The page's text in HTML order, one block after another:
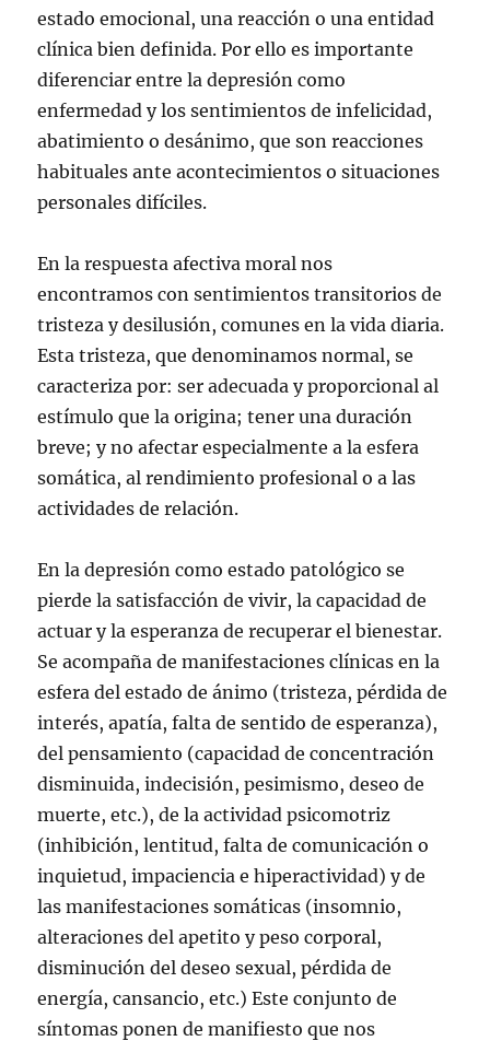
estado emocional, una reacción o una entidad
clínica bien definida. Por ello es importante
diferenciar entre la depresión como
enfermedad y los sentimientos de infelicidad,
abatimiento o desánimo, que son reacciones
habituales ante acontecimientos o situaciones
personales difíciles.
En la respuesta afectiva moral nos
encontramos con sentimientos transitorios de
tristeza y desilusión, comunes en la vida diaria.
Esta tristeza, que denominamos normal, se
caracteriza por: ser adecuada y proporcional al
estímulo que la origina; tener una duración
breve; y no afectar especialmente a la esfera
somática, al rendimiento profesional o a las
actividades de relación.
En la depresión como estado patológico se
pierde la satisfacción de vivir, la capacidad de
actuar y la esperanza de recuperar el bienestar.
Se acompaña de manifestaciones clínicas en la
esfera del estado de ánimo (tristeza, pérdida de
interés, apatía, falta de sentido de esperanza),
del pensamiento (capacidad de concentración
disminuida, indecisión, pesimismo, deseo de
muerte, etc.), de la actividad psicomotriz
(inhibición, lentitud, falta de comunicación o
inquietud, impaciencia e hiperactividad) y de
las manifestaciones somáticas (insomnio,
alteraciones del apetito y peso corporal,
disminución del deseo sexual, pérdida de
energía, cansancio, etc.) Este conjunto de
síntomas ponen de manifiesto que nos